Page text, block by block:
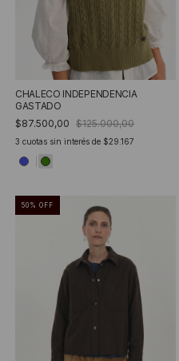
CHALECO INDEPENDENCIA
GASTADO
$87.500,00 $125.000,00
3 cuotas sin interés de $29.167
50 % OFF